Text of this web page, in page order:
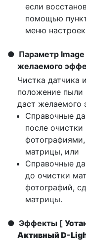
если
помощью
меню
Параметр
желаемого
Чистка датчика
положение пыли
даст желаемого
Справочные
после
матрицы, или
Справочные
до очистки
фотографий,
матрицы.
Эффекты [
Активный D-